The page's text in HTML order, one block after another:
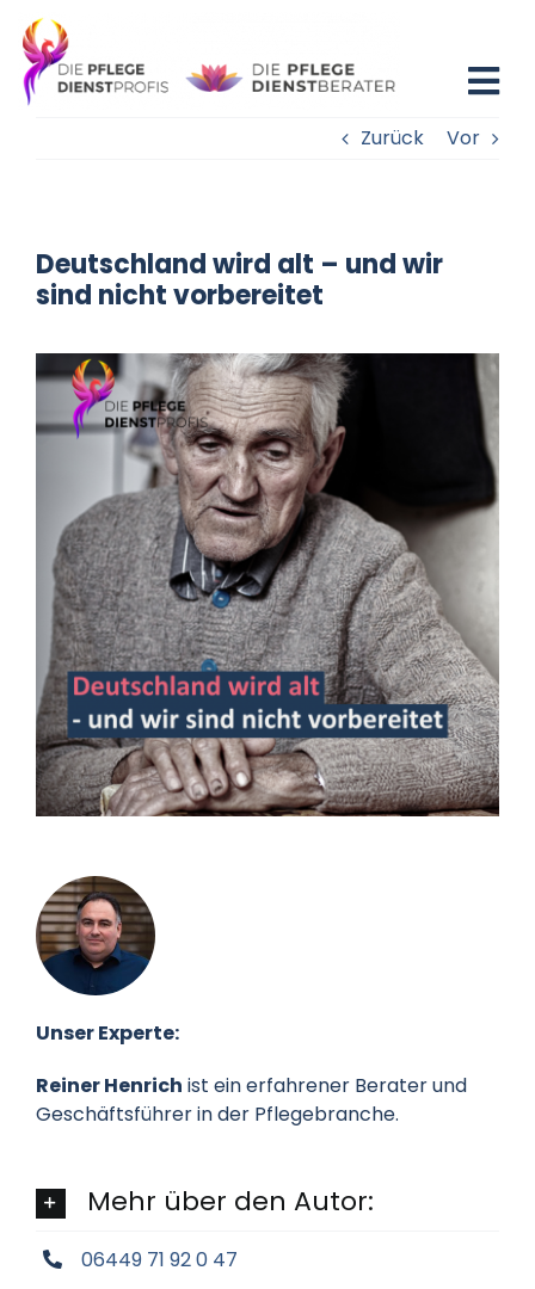
Zum
Inhalt
springen
Existenzgründung
Beratung
Fortbildung
Partner
Datenschutz
Kontakt
Zurück Vor
Deutschland wird alt – und wir
sind nicht vorbereitet
Unser Experte:
Reiner Henrich ist ein erfahrener Berater und
Geschäftsführer in der Pflegebranche.
Mehr über den Autor:
06449 71 92 0 47